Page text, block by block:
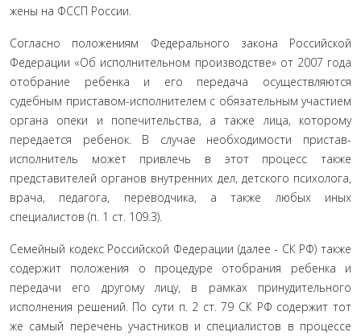
жены на ФССП России.
Согласно положениям Федерального закона Российской
Федерации «Об исполнительном производстве» от 2007 года
отобрание ребенка и его передача осуществляются
судебным приставом-исполнителем с обязательным участием
органа опеки и попечительства, а также лица, которому
передается ребенок. В случае необходимости пристав-
исполнитель мо­жет привлечь в этот процесс также
представителей органов внутренних дел, детского психолога,
врача, педагога, пере­водчика, а также любых иных
специалистов (п. 1 ст. 109.3).
Семейный кодекс Российской Федерации (далее - СК РФ) также
содержит положения о процедуре отобрания ребенка и
передачи его другому лицу, в рамках принуди­тельного
исполнения решений. По сути п. 2 ст. 79 СК РФ со­держит тот
же самый перечень участников и специалистов в процессе